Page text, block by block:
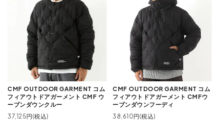
CMF OUTDOOR GARMENT コム
フィアウトドアガーメント CMF ウ
ーブンダウンクルー
37,125円(税込)
CMF OUTDOOR GARMENT コム
フィアウトドアガーメント CMFウ
ーブンダウンフーディ
38,610円(税込)